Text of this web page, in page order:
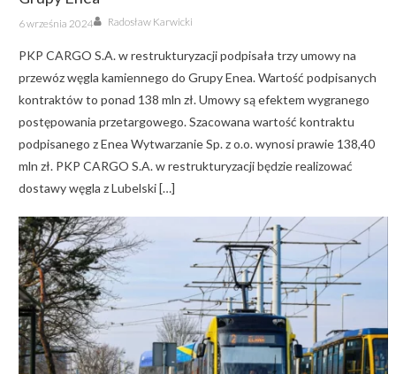
Posted
on
6 września 2024 Author
Radosław Karwicki
PKP CARGO S.A. w restrukturyzacji podpisała trzy umowy na
przewóz węgla kamiennego do Grupy Enea. Wartość podpisanych
kontraktów to ponad 138 mln zł. Umowy są efektem wygranego
postępowania przetargowego. Szacowana wartość kontraktu
podpisanego z Enea Wytwarzanie Sp. z o.o. wynosi prawie 138,40
mln zł. PKP CARGO S.A. w restrukturyzacji będzie realizować
dostawy węgla z Lubelski […]